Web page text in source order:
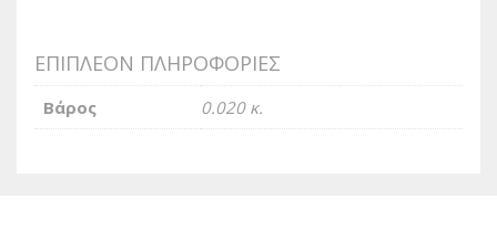
ΕΠΙΠΛΈΟΝ ΠΛΗΡΟΦΟΡΊΕΣ
Βάρος 0.020 κ.